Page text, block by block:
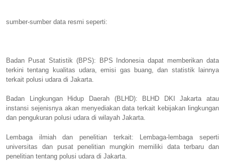
sumber-sumber data resmi seperti:
Badan Pusat Statistik (BPS): BPS Indonesia dapat memberikan data
terkini tentang kualitas udara, emisi gas buang, dan statistik lainnya
terkait polusi udara di Jakarta.
Badan Lingkungan Hidup Daerah (BLHD): BLHD DKI Jakarta atau
instansi sejenisnya akan menyediakan data terkait kebijakan lingkungan
dan pengukuran polusi udara di wilayah Jakarta.
Lembaga ilmiah dan penelitian terkait: Lembaga-lembaga seperti
universitas dan pusat penelitian mungkin memiliki data terbaru dan
penelitian tentang polusi udara di Jakarta.